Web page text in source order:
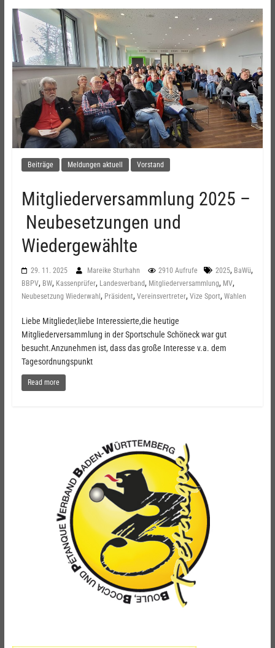
Beiträge Meldungen aktuell Vorstand
Mitgliederversammlung 2025 –
Neubesetzungen und
Wiedergewählte
29. 11. 2025 Mareike Sturhahn 2910 Aufrufe 2025, BaWü,
BBPV, BW, Kassenprüfer, Landesverband, Mitgliederversammlung, MV,
Neubesetzung Wiederwahl , Präsident, Vereinsvertreter, Vize Sport, Wahlen
Liebe Mitglieder,liebe Interessierte,die heutige
Mitgliederversammlung in der Sportschule Schöneck war gut
besucht.Anzunehmen ist, dass das große Interesse v.a. dem
Tagesordnungspunkt
Read more